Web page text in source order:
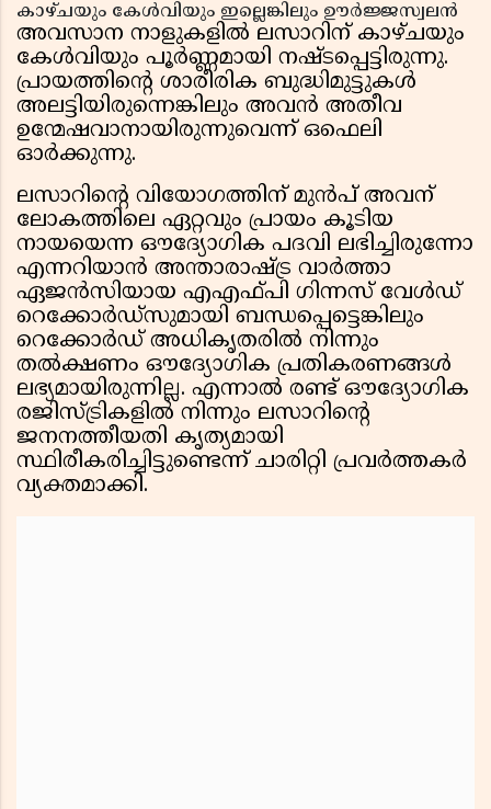
കാഴ്ചയും കേൾവിയും ഇല്ലെങ്കിലും ഊർജ്ജസ്വലൻ
അവസാന നാളുകളിൽ ലസാറിന് കാഴ്ചയും
കേൾവിയും പൂർണ്ണമായി നഷ്ടപ്പെട്ടിരുന്നു.
പ്രായത്തിൻ്റെ ശാരീരിക ബുദ്ധിമുട്ടുകൾ
അലട്ടിയിരുന്നെങ്കിലും അവൻ അതീവ
ഉന്മേഷവാനായിരുന്നുവെന്ന് ഒഫെലി
ഓർക്കുന്നു.
ലസാറിൻ്റെ വിയോഗത്തിന് മുൻപ് അവന്
ലോകത്തിലെ ഏറ്റവും പ്രായം കൂടിയ
നായയെന്ന ഔദ്യോഗിക പദവി ലഭിച്ചിരുന്നോ
എന്നറിയാൻ അന്താരാഷ്ട്ര വാർത്താ
ഏജൻസിയായ എഎഫ്പി ഗിന്നസ് വേൾഡ്
റെക്കോർഡ്സുമായി ബന്ധപ്പെട്ടെങ്കിലും
റെക്കോർഡ് അധികൃതരിൽ നിന്നും
തൽക്ഷണം ഔദ്യോഗിക പ്രതികരണങ്ങൾ
ലഭ്യമായിരുന്നില്ല. എന്നാൽ രണ്ട് ഔദ്യോഗിക
രജിസ്ട്രികളിൽ നിന്നും ലസാറിൻ്റെ
ജനനത്തീയതി കൃത്യമായി
സ്ഥിരീകരിച്ചിട്ടുണ്ടെന്ന് ചാരിറ്റി പ്രവർത്തകർ
വ്യക്തമാക്കി.